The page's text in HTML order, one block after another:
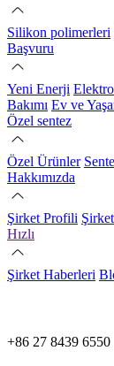
Silikon polimerleri
Başvuru
Yeni Enerji
Bakımı Ev ve
Özel sentez
Özel Ürünler
Hakkımızda
Şirket Profili
Hızlı
Şirket Haberleri
+86 27 8439 6550